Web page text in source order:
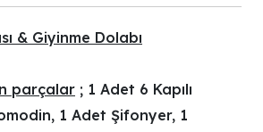
& Giyinme Dolabı
parçalar ; 1 Adet 6 Kapılı
1 Adet Şifonyer, 1